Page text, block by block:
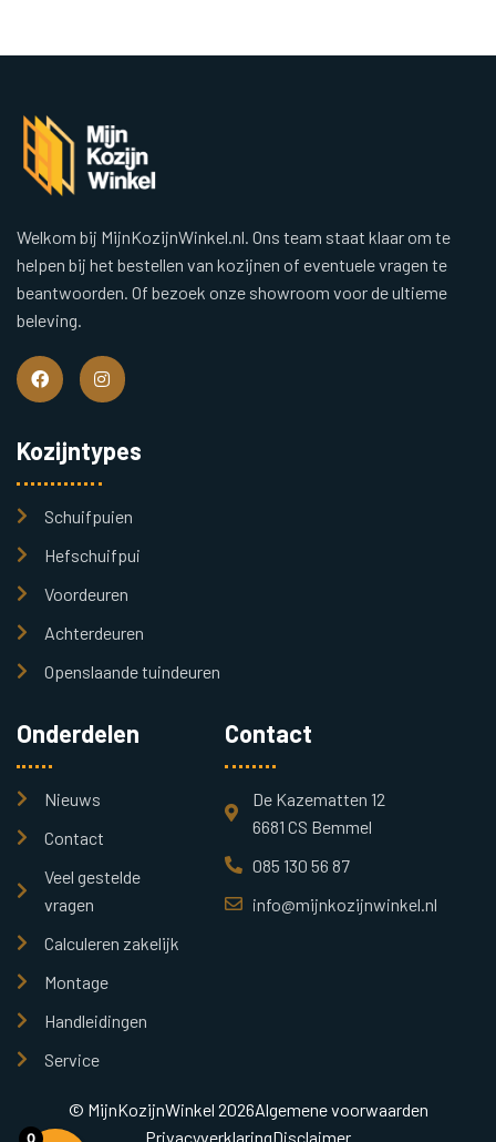
Welkom bij MijnKozijnWinkel.nl. Ons team staat klaar om te
helpen bij het bestellen van kozijnen of eventuele vragen te
beantwoorden. Of bezoek onze showroom voor de ultieme
beleving.
Kozijntypes
Schuifpuien
Hefschuifpui
Voordeuren
Achterdeuren
Openslaande tuindeuren
Onderdelen
Nieuws
Contact
Veel gestelde
vragen
Calculeren zakelijk
Montage
Handleidingen
Service
Contact
De Kazematten 12
6681 CS Bemmel
085 130 56 87
info@mijnkozijnwinkel.nl
© MijnKozijnWinkel 2026Algemene voorwaarden
PrivacyverklaringDisclaimer
0